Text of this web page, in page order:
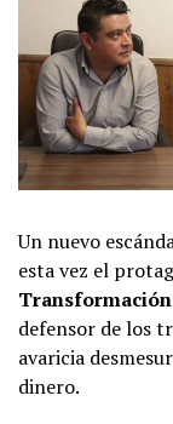
Un nuevo
esta vez el
defensor de los
avaricia
dinero.